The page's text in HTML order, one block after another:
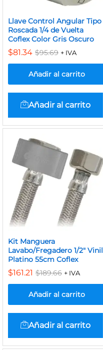
Llave Control Angular Tipo
Roscada 1/4 de Vuelta
Coflex Color Gris Oscuro
$81.34 $95.69 + IVA
Añadir al carrito
Añadir al carrito
Kit Manguera
Lavabo/Fregadero 1/2″ Vinil
Platino 55cm Coflex
$161.21 $189.66 + IVA
Añadir al carrito
Añadir al carrito